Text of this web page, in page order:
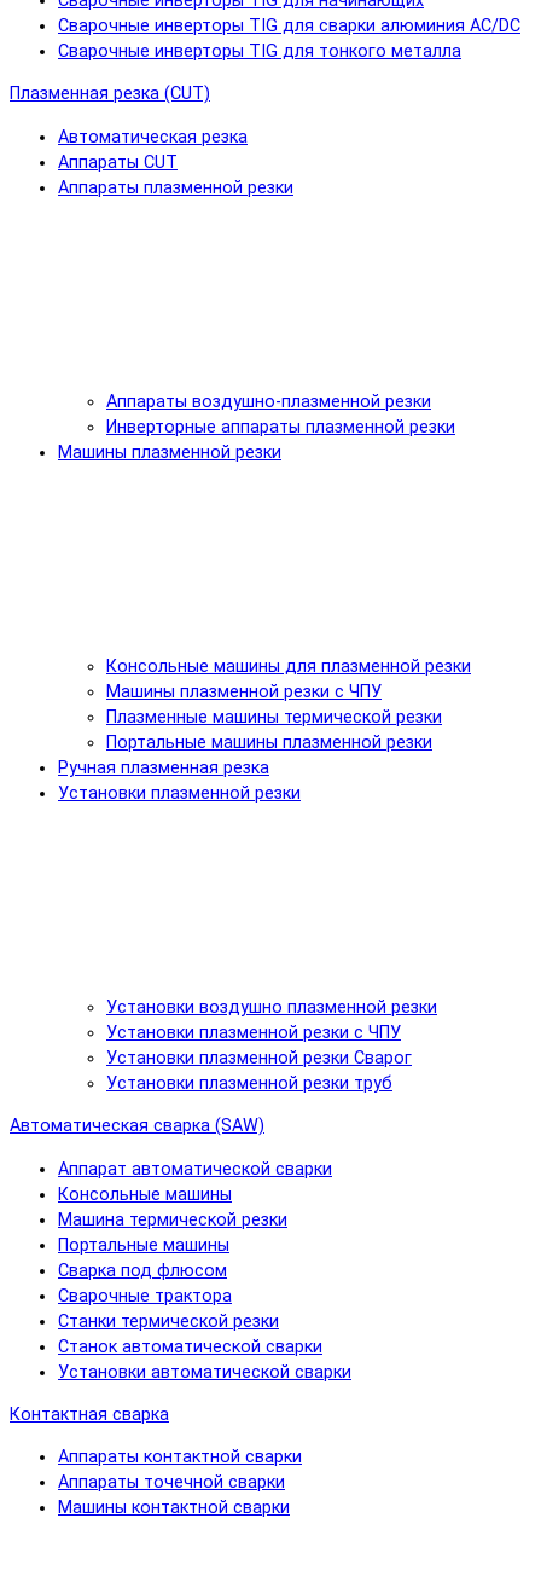
Сварочные инверторы TIG для сварки алюминия AC/DC
Сварочные инверторы TIG для тонкого металла
Плазменная резка (CUT)
Автоматическая резка
Аппараты CUT
Аппараты плазменной резки
Аппараты воздушно-плазменной резки
Инверторные аппараты плазменной резки
Машины плазменной резки
Консольные машины для плазменной резки
Машины плазменной резки с ЧПУ
Плазменные машины термической резки
Портальные машины плазменной резки
Ручная плазменная резка
Установки плазменной резки
Установки воздушно плазменной резки
Установки плазменной резки с ЧПУ
Установки плазменной резки Сварог
Установки плазменной резки труб
Автоматическая сварка (SAW)
Аппарат автоматической сварки
Консольные машины
Машина термической резки
Портальные машины
Сварка под флюсом
Сварочные трактора
Станки термической резки
Станок автоматической сварки
Установки автоматической сварки
Контактная сварка
Аппараты контактной сварки
Аппараты точечной сварки
Машины контактной сварки